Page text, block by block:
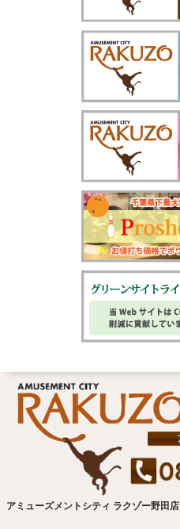
アミューズメントシティ ラクゾー野田店